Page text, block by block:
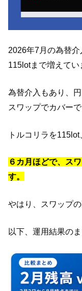
2026年7月の為替
115lotまで増えてい
為替介入もあり、
スワップでカバーで
トルコリラを
６ カ月ほどで、ス
す。
やはり、スワップ
以下、運用結果のま